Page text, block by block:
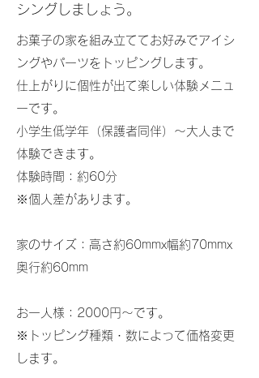
シングしましょう。
お菓子の家を組み立ててお好みでアイシ
ングやパーツをトッピングします。
仕上がりに個性が出て楽しい体験メニュ
ーです。
小学生低学年（保護者同伴）～大人まで
体験できます。
体験時間：約60分
※個人差があります。
家のサイズ：高さ約60mmx幅約70mmx
奥行約60mm
お一人様：2000円～です。
​※トッピング種類・数によって価格変更
します。